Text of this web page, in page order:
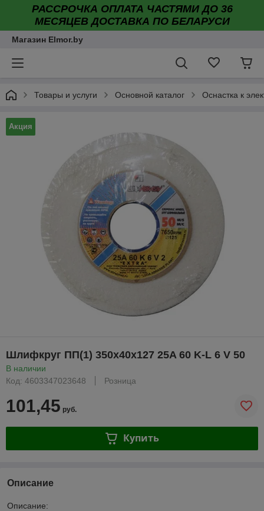
РАССРОЧКА ОПЛАТА ЧАСТЯМИ ДО 36
МЕСЯЦЕВ ДОСТАВКА ПО БЕЛАРУСИ
Магазин Elmor.by
Товары и услуги Основной каталог Оснастка к
Акция
Шлифкруг ПП(1) 350х40х127 25A 60 K-L 6 V 50
В наличии
Код: 4603347023648
Розница
101,45 руб.
Купить
Описание
Описание: